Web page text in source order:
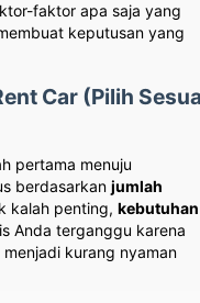
faktor apa saja yang
keputusan yang
Car (Pilih
pertama menuju
berdasarkan jumlah
kalah penting, kebutuhan
Anda terganggu karena
kurang nyaman